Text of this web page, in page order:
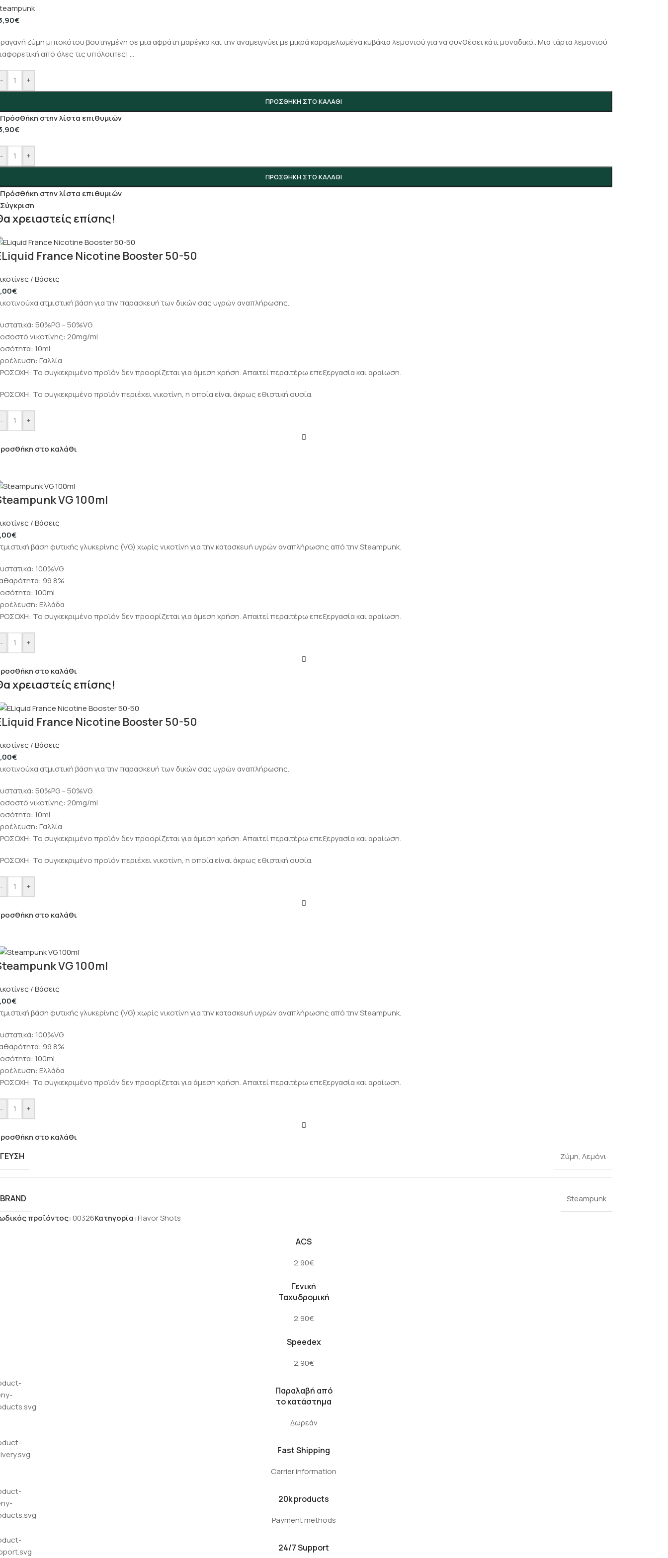
€
ζύμη μπισκότου βουτηγμένη σε μια αφράτη μαρέγκα και την αναμειγνύει με μικρά καραμελωμένα κυβάκια λεμονιού για να συνθέσει κάτι μοναδικό.. Μια τάρτα λεμονιού
από όλες τις υπόλοιπες! …
- +
ΠΡΟΣΘΉΚΗ ΣΤΟ ΚΑΛΆΘΙ
Πρόσθήκη στην λίστα επιθυμιών
€
- +
ΠΡΟΣΘΉΚΗ ΣΤΟ ΚΑΛΆΘΙ
Πρόσθήκη στην λίστα επιθυμιών
Σύγκριση
χρειαστείς επίσης!
France Nicotine Booster 50-50
/ Βάσεις
€
ατμιστική βάση για την παρασκευή των δικών σας υγρών αναπλήρωσης.
50%PG – 50%VG
νικοτίνης: 20mg/ml
10ml
Γαλλία
Το συγκεκριμένο προϊόν δεν προορίζεται για άμεση χρήση. Απαιτεί περαιτέρω επεξεργασία και αραίωση.
Το συγκεκριμένο προϊόν περιέχει νικοτίνη, η οποία είναι άκρως εθιστική ουσία.
- +
στο καλάθι
VG 100ml
/ Βάσεις
€
βάση φυτικής γλυκερίνης (VG) χωρίς νικοτίνη για την κατασκευή υγρών αναπλήρωσης από την Steampunk.
100%VG
99.8%
100ml
Ελλάδα
Το συγκεκριμένο προϊόν δεν προορίζεται για άμεση χρήση. Απαιτεί περαιτέρω επεξεργασία και αραίωση.
- +
στο καλάθι
χρειαστείς επίσης!
France Nicotine Booster 50-50
/ Βάσεις
€
ατμιστική βάση για την παρασκευή των δικών σας υγρών αναπλήρωσης.
50%PG – 50%VG
νικοτίνης: 20mg/ml
10ml
Γαλλία
Το συγκεκριμένο προϊόν δεν προορίζεται για άμεση χρήση. Απαιτεί περαιτέρω επεξεργασία και αραίωση.
Το συγκεκριμένο προϊόν περιέχει νικοτίνη, η οποία είναι άκρως εθιστική ουσία.
- +
στο καλάθι
VG 100ml
/ Βάσεις
€
βάση φυτικής γλυκερίνης (VG) χωρίς νικοτίνη για την κατασκευή υγρών αναπλήρωσης από την Steampunk.
100%VG
99.8%
100ml
Ελλάδα
Το συγκεκριμένο προϊόν δεν προορίζεται για άμεση χρήση. Απαιτεί περαιτέρω επεξεργασία και αραίωση.
- +
στο καλάθι
ΓΕΎΣΗ Ζύμη, Λεμόνι
BRAND
Steampunk
προϊόντος:00326Κατηγορία:Flavor Shots
ACS
2,90€
Γενική
Ταχυδρομική
2,90€
Speedex
2,90€
Παραλαβή από
το κατάστημα
Δωρεάν
Fast Shipping
Carrier information
20k products
Payment methods
24/7 Support